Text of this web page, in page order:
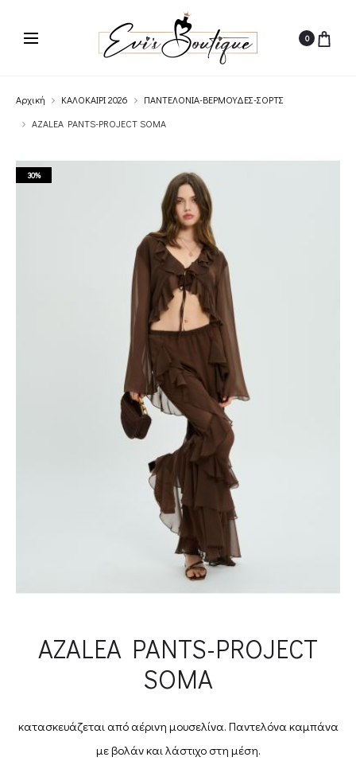
0
Αρχική ΚΑΛΟΚΑΙΡΙ 2026
ΠΑΝΤΕΛΟΝΙΑ-ΒΕΡΜΟΥΔΕΣ-ΣΟΡΤΣ
AZALEA PANTS-PROJECT SOMA
30%
AZALEA PANTS-PROJECT
SOMA
κατασκευάζεται από αέρινη μουσελίνα. Παντελόνα καμπάνα
με βολάν και λάστιχο στη μέση.